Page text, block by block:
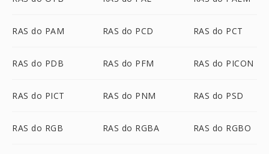
RAS do PAM RAS do PCD RAS do PCT
RAS do PDB RAS do PFM RAS do PICON
RAS do PICT RAS do PNM RAS do PSD
RAS do RGB RAS do RGBA RAS do RGBO